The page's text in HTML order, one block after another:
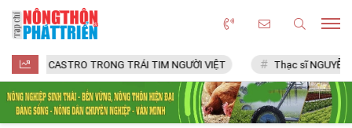
TRONG TRÁI TIM NGƯỜI VIỆT Thạc sĩ NGUYỄN VĂN CHÍ